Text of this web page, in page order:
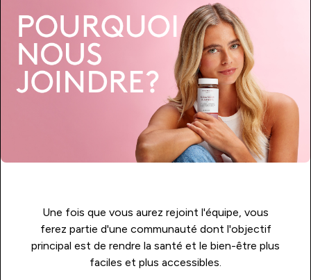
Une fois que vous aurez rejoint l'équipe, vous
ferez partie d'une communauté dont l'objectif
principal est de rendre la santé et le bien-être plus
faciles et plus accessibles.